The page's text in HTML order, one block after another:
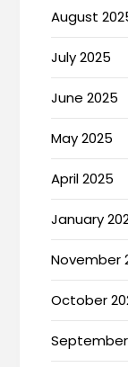
August
July 2025
June 2025
May 2025
April 2025
January
November
October